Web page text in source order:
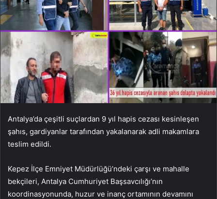
Antalya’da çeşitli suçlardan 9 yıl hapis cezası kesinleşen
şahıs, gardiyanlar tarafından yakalanarak adli makamlara
teslim edildi.
Kepez İlçe Emniyet Müdürlüğü’ndeki çarşı ve mahalle
bekçileri, Antalya Cumhuriyet Başsavcılığı’nın
koordinasyonunda, huzur ve inanç ortamının devamını